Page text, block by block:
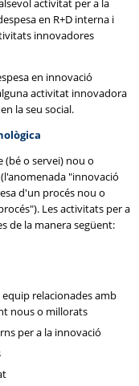
activitat per a la
en R+D interna i
innovadores
en innovació
activitat innovadora
la seu social.
(bé o servei) nou o
"innovació
d'un procés nou o
Les activitats per a
de la manera següent:
relacionades amb
nous o millorats
per a la innovació